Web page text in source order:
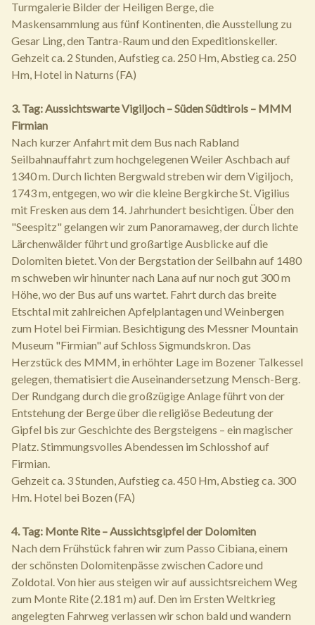
Turmgalerie Bilder der Heiligen Berge, die
Maskensammlung aus fünf Kontinenten, die Ausstellung zu
Gesar Ling, den Tantra-Raum und den Expeditionskeller.
Gehzeit ca. 2 Stunden, Aufstieg ca. 250 Hm, Abstieg ca. 250
Hm, Hotel in Naturns (FA)
3. Tag: Aussichtswarte Vigiljoch – Süden Südtirols – MMM
Firmian
Nach kurzer Anfahrt mit dem Bus nach Rabland
Seilbahnauffahrt zum hochgelegenen Weiler Aschbach auf
1340 m. Durch lichten Bergwald streben wir dem Vigiljoch,
1743 m, entgegen, wo wir die kleine Bergkirche St. Vigilius
mit Fresken aus dem 14. Jahrhundert besichtigen. Über den
"Seespitz" gelangen wir zum Panoramaweg, der durch lichte
Lärchenwälder führt und großartige Ausblicke auf die
Dolomiten bietet. Von der Bergstation der Seilbahn auf 1480
m schweben wir hinunter nach Lana auf nur noch gut 300 m
Höhe, wo der Bus auf uns wartet. Fahrt durch das breite
Etschtal mit zahlreichen Apfelplantagen und Weinbergen
zum Hotel bei Firmian. Besichtigung des Messner Mountain
Museum "Firmian" auf Schloss Sigmundskron. Das
Herzstück des MMM, in erhöhter Lage im Bozener Talkessel
gelegen, thematisiert die Auseinandersetzung Mensch-Berg.
Der Rundgang durch die großzügige Anlage führt von der
Entstehung der Berge über die religiöse Bedeutung der
Gipfel bis zur Geschichte des Bergsteigens – ein magischer
Platz. Stimmungsvolles Abendessen im Schlosshof auf
Firmian.
Gehzeit ca. 3 Stunden, Aufstieg ca. 450 Hm, Abstieg ca. 300
Hm. Hotel bei Bozen (FA)
4. Tag: Monte Rite – Aussichtsgipfel der Dolomiten
Nach dem Frühstück fahren wir zum Passo Cibiana, einem
der schönsten Dolomitenpässe zwischen Cadore und
Zoldotal. Von hier aus steigen wir auf aussichtsreichem Weg
zum Monte Rite (2.181 m) auf. Den im Ersten Weltkrieg
angelegten Fahrweg verlassen wir schon bald und wandern